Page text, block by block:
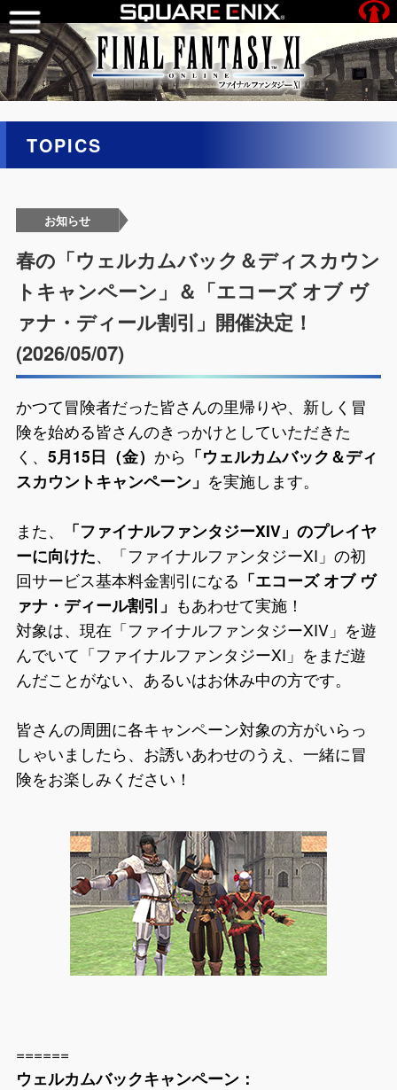
TOPICS
お知らせ
春の「ウェルカムバック＆ディスカウン
トキャンペーン」＆「エコーズ オブ ヴ
ァナ・ディール割引」開催決定！
(2026/05/07)
かつて冒険者だった皆さんの里帰りや、新しく冒
険を始める皆さんのきっかけとしていただきた
く、 5月15日（金） から 「ウェルカムバック＆ディ
スカウントキャンペーン」 を実施します。
また、
「ファイナルファンタジーXIV」のプレイヤ
ーに向けた、「ファイナルファンタジーXI」の初
回サービス基本料金割引になる 「エコーズ オブ ヴ
ァナ・ディール割引」 もあわせて実施！
対象は、現在「ファイナルファンタジーXIV」を遊
んでいて「ファイナルファンタジーXI」をまだ遊
んだことがない、あるいはお休み中の方です。
皆さんの周囲に各キャンペーン対象の方がいらっ
しゃいましたら、お誘いあわせのうえ、一緒に冒
険をお楽しみください！
======
ウェルカムバックキャンペーン：